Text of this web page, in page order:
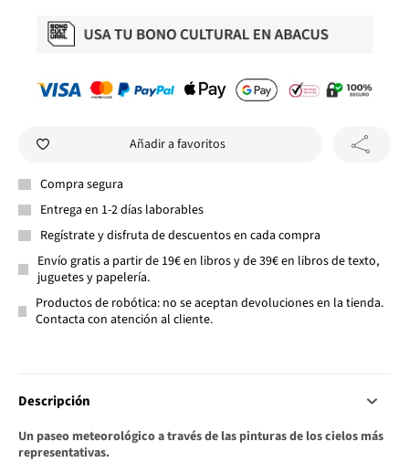
Añadir a favoritos
Compra segura
Entrega en 1-2 días laborables
Regístrate y disfruta de descuentos en cada compra
Envío gratis a partir de 19€ en libros y de 39€ en libros de texto,
juguetes y papelería.
Productos de robótica: no se aceptan devoluciones en la tienda.
Contacta con atención al cliente.
Descripción
Un paseo meteorológico a través de las pinturas de los cielos más
representativas.